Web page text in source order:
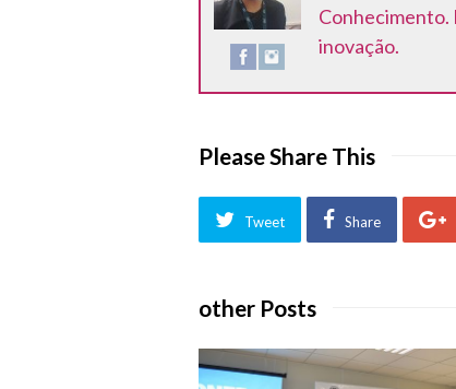
Conhecimento.
inovação.
Please Share This
Tweet Share
other Posts